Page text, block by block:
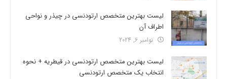
لیست بهترین متخصص ارتودنسی در چیذر و نواحی
اطراف آن
نوامبر 6, 2024
لیست بهترین متخصص ارتودنسی در قیطریه + نحوه
انتخاب یک متخصص ارتودنسی